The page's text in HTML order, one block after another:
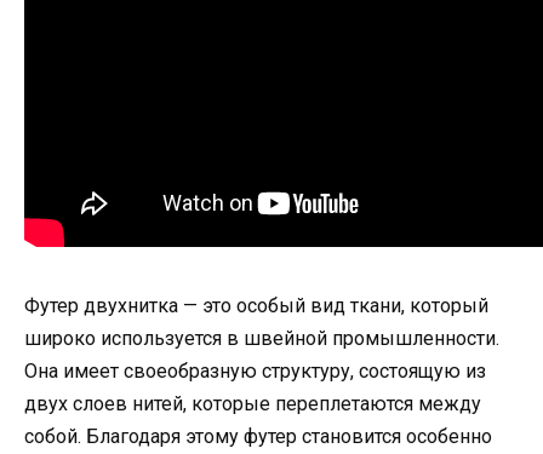
Футер двухнитка — это особый вид ткани, который
широко используется в швейной промышленности.
Она имеет своеобразную структуру, состоящую из
двух слоев нитей, которые переплетаются между
собой. Благодаря этому футер становится особенно